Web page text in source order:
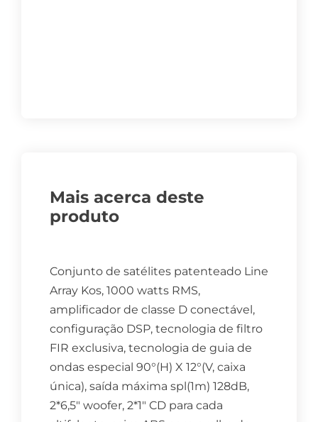
Mais acerca deste
produto
Conjunto de satélites patenteado Line
Array Kos, 1000 watts RMS,
amplificador de classe D conectável,
configuração DSP, tecnologia de filtro
FIR exclusiva, tecnologia de guia de
ondas especial 90°(H) X 12°(V, caixa
única), saída máxima spl(1m) 128dB,
2*6,5″ woofer, 2*1″ CD para cada